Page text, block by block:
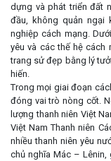
dựng và phát triển đất
đầu, không quản ngại
nghiệp cách mạng.
yêu và các thế hệ cách
trang sử đẹp bằng lý
hiến.
Trong mọi giai đoạn
đóng vai trò nòng cốt.
lượng thanh niên Việt
Việt Nam Thanh niên
nhiều thanh niên yêu
chủ nghĩa Mác – Lênin,